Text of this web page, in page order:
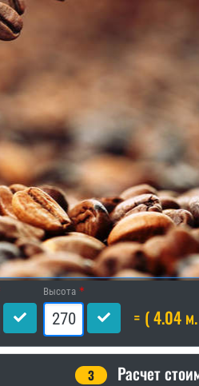
Высота
= ( 4.04
3 Расчет